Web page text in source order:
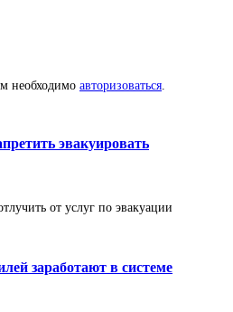
необходимо авторизоваться
эвакуировать
от услуг по эвакуации
заработают в системе